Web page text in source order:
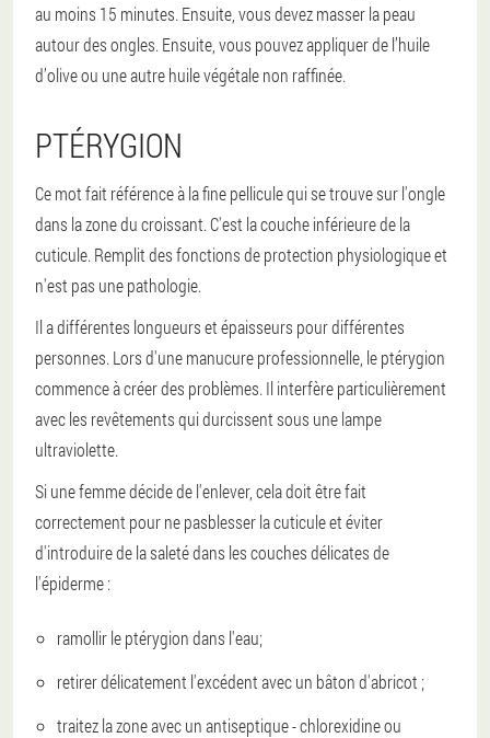
au moins 15 minutes. Ensuite, vous devez masser la peau
autour des ongles. Ensuite, vous pouvez appliquer de l’huile
d’olive ou une autre huile végétale non raffinée.
PTÉRYGION
Ce mot fait référence à la fine pellicule qui se trouve sur l'ongle
dans la zone du croissant. C'est la couche inférieure de la
cuticule. Remplit des fonctions de protection physiologique et
n'est pas une pathologie.
Il a différentes longueurs et épaisseurs pour différentes
personnes. Lors d'une manucure professionnelle, le ptérygion
commence à créer des problèmes. Il interfère particulièrement
avec les revêtements qui durcissent sous une lampe
ultraviolette.
Si une femme décide de l'enlever, cela doit être fait
correctement pour ne pasblesser la cuticule et éviter
d'introduire de la saleté dans les couches délicates de
l'épiderme :
ramollir le ptérygion dans l'eau;
retirer délicatement l'excédent avec un bâton d'abricot ;
traitez la zone avec un antiseptique - chlorexidine ou